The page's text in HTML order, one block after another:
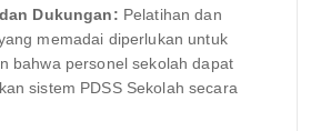
Dukungan: Pelatihan dan
memadai diperlukan untuk
bahwa personel sekolah dapat
sistem PDSS Sekolah secara